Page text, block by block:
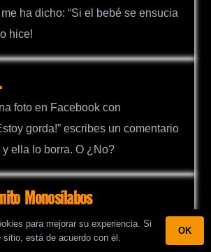
ha dicho: “Si el bebé se ensucia
hice!
foto en Facebook con
gorda!” escribes un comentario
ella lo borra. O ¿No?
Monosílabos
profesora le dice a Benito en
para mejorar su experiencia. Si
está de acuerdo con él.
OK